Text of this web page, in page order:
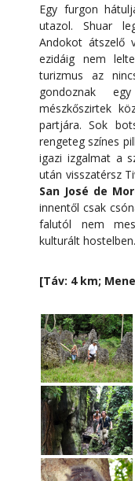
Egy furgon
utazol. Shuar
Andokot átszelő
ezidáig nem
turizmus az
gondoznak
mészkőszirtek
partjára. Sok
rengeteg színes
igazi izgalmat a
után visszatérsz
San José de
innentől csak
falutól nem
kulturált hostelben.
[Táv: 4 km;